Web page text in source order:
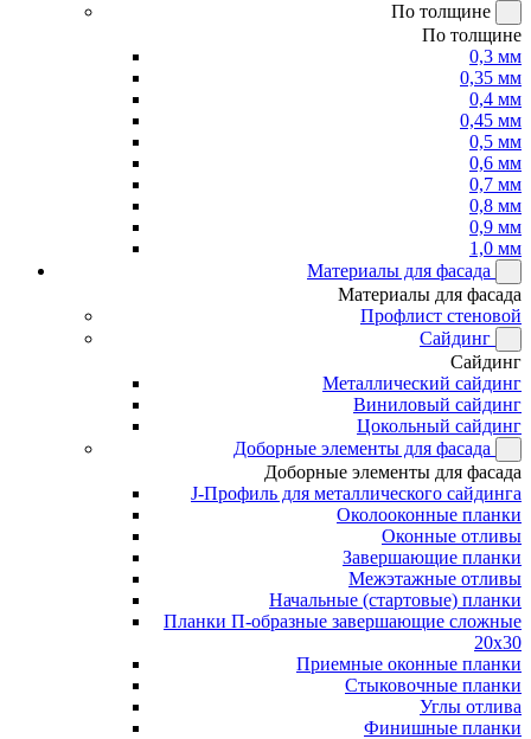
По толщине
По толщине
0,3 мм
0,35 мм
0,4 мм
0,45 мм
0,5 мм
0,6 мм
0,7 мм
0,8 мм
0,9 мм
1,0 мм
Материалы для фасада
Материалы для фасада
Профлист стеновой
Сайдинг
Сайдинг
Металлический сайдинг
Виниловый сайдинг
Цокольный сайдинг
Доборные элементы для фасада
Доборные элементы для фасада
J-Профиль для металлического сайдинга
Околооконные планки
Оконные отливы
Завершающие планки
Межэтажные отливы
Начальные (стартовые) планки
Планки П-образные завершающие сложные
20x30
Приемные оконные планки
Стыковочные планки
Углы отлива
Финишные планки